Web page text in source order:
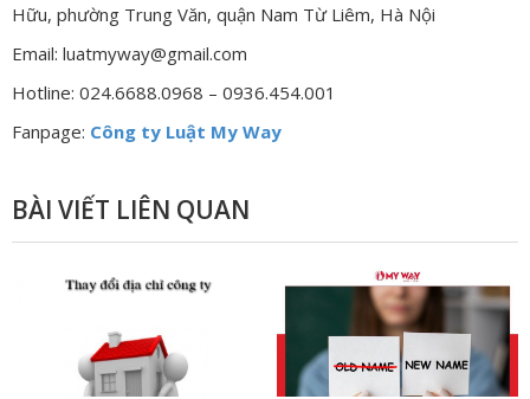
Hữu, phường Trung Văn, quận Nam Từ Liêm, Hà Nội
Email: luatmyway@gmail.com
Hotline: 024.6688.0968 – 0936.454.001
Fanpage: Công ty Luật My Way
BÀI VIẾT LIÊN QUAN